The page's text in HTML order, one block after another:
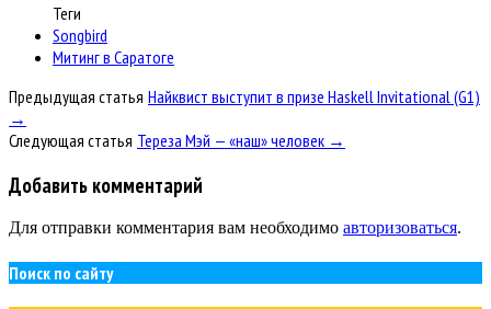
Теги
Songbird
Митинг в Саратоге
Предыдущая статья Найквист выступит в призе Haskell Invitational (G1)
→
Следующая статья Тереза Мэй — «наш» человек →
Добавить комментарий
Для отправки комментария вам необходимо авторизоваться.
Поиск по сайту